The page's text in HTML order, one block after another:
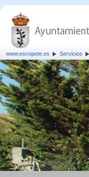
www.escopete.es Servicios